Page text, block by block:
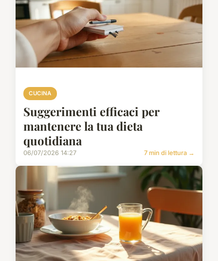
CUCINA
Suggerimenti efficaci per
mantenere la tua dieta
quotidiana
06/07/2026 14:27 7 min di lettura →